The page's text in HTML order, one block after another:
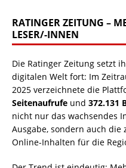
RATINGER ZEITUNG –
LESER/-INNEN
Die Ratinger Zeitung setzt
digitalen Welt fort: Im
2025 verzeichnete die
Seitenaufrufe und 372.131
nicht nur das wachsendes
Ausgabe, sondern auch
Online-Inhalten für die